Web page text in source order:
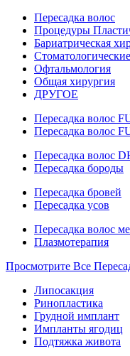
Пересадка волос
Процедуры
Бариатрическая
Стоматологические
Офтальмология
Общая хирургия
ДРУГОЕ
Пересадка волос
Пересадка волос
Пересадка волос
Пересадка бороды
Пересадка бровей
Пересадка усов
Пересадка волос
Плазмотерапия
Просмотрите Все
Липосакция
Ринопластика
Грудной имплант
Импланты ягодиц
Подтяжка живота